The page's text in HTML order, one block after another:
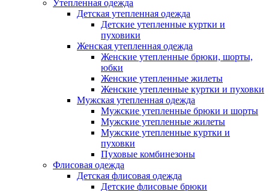
Утепленная одежда
Детская утепленная одежда
Детские утепленные куртки и
пуховики
Женская утепленная одежда
Женские утепленные брюки, шорты,
юбки
Женские утепленные жилеты
Женские утепленные куртки и пуховки
Мужская утепленная одежда
Мужские утепленные брюки и шорты
Мужские утепленные жилеты
Мужские утепленные куртки и
пуховки
Пуховые комбинезоны
Флисовая одежда
Детская флисовая одежда
Детские флисовые брюки